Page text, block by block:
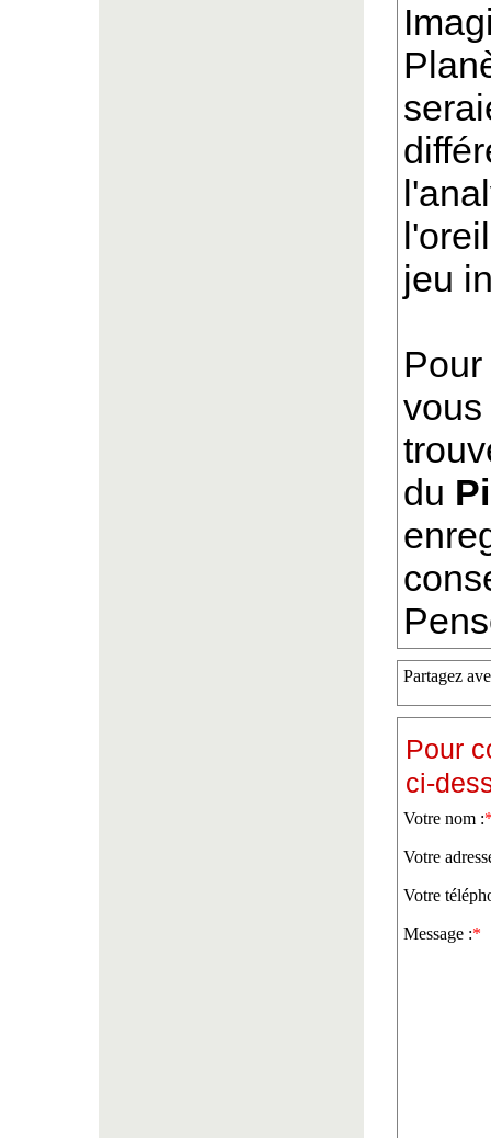
jeu
vous
du
Partagez
Pour
ci-
Votre nom :
Votre
Votre
Message :*